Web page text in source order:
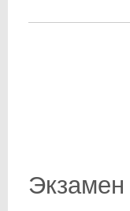
Экзамен